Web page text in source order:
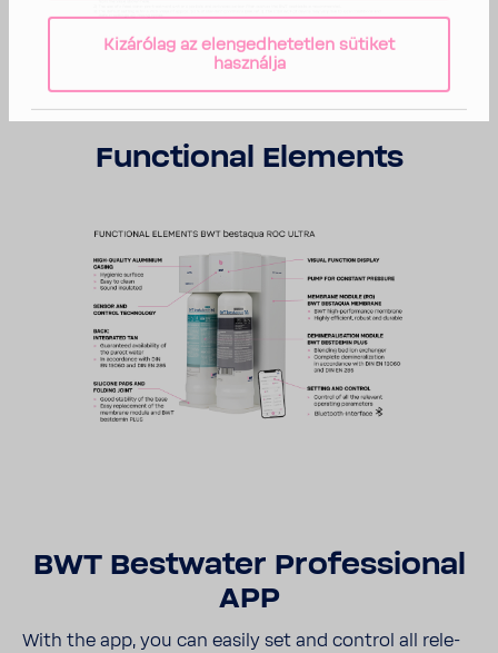
Kizárólag az elengedhetetlen sütiket
használja
Func­ti­onal Elements
BWT Best­water Profes­si­onal
APP
With the app, you can easily set and control all rele­